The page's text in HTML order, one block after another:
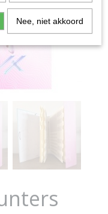
Nee, niet akkoord